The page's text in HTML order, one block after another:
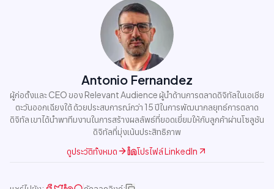
Antonio Fernandez
ผู้ก่อตั้งและ CEO ของ Relevant Audience ผู้นำด้านการตลาดดิจิทัลในเอเชีย
ตะวันออกเฉียงใต้ ด้วยประสบการณ์กว่า 15 ปีในการพัฒนากลยุทธ์การตลาด
ดิจิทัล เขาได้นำพาทีมงานในการสร้างผลลัพธ์ที่ยอดเยี่ยมให้กับลูกค้าผ่านโซลูชัน
ดิจิทัลที่มุ่งเน้นประสิทธิภาพ
ดูประวัติทั้งหมด
โปรไฟล์ LinkedIn